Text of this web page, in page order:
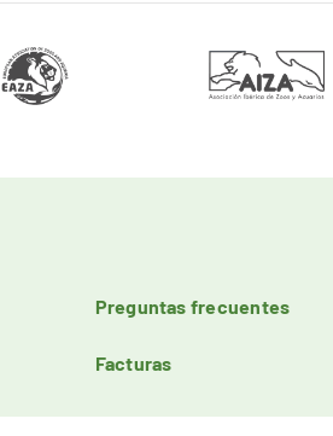
Preguntas frecuentes
Facturas